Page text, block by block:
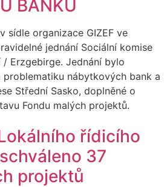
BANKU
sídle organizace GIZEF ve
jednání Sociální komise
/ Erzgebirge. Jednání bylo
nábytkových bank a
Střední Sasko, doplněné o
Fondu malých projektů.
řídicího
37
projektů